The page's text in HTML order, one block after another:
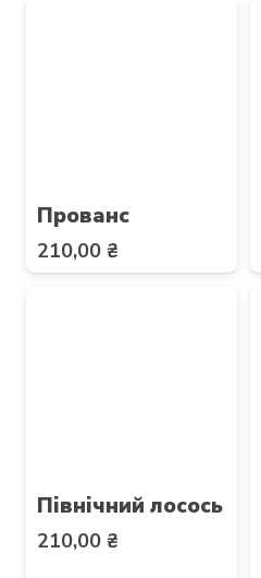
Прованс
210,00 ₴
Північний лосось
210,00 ₴